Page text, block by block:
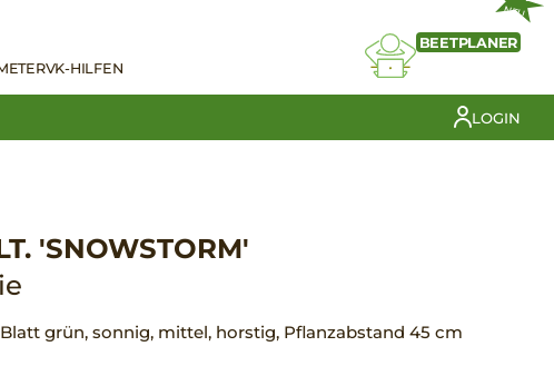
VK-HILFEN
NEU
BEETPLANER
LOGIN
'SNOWSTORM'
Blatt grün, sonnig, mittel, horstig, Pflanzabstand 45 cm